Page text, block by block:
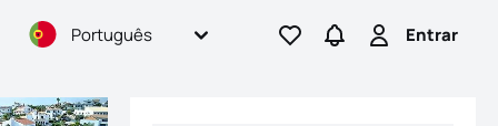
Português Ir para os favoritos
Ir para pesquisas
Entrar
Entrar